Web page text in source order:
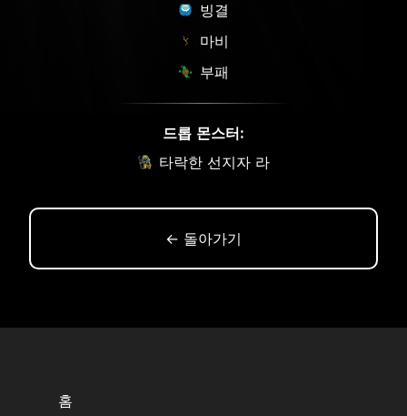
빙결
마비
부패
드롭 몬스터:
타락한 선지자 라
← 돌아가기
홈